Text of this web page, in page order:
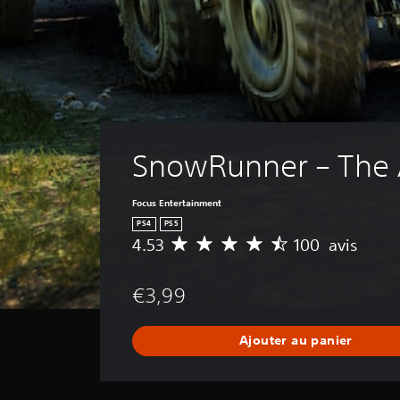
SnowRunner –
Focus Entertainment
PS4 PS5
M
e
n
e
e
4.53 100 avis
€3,99
Ajouter au panier